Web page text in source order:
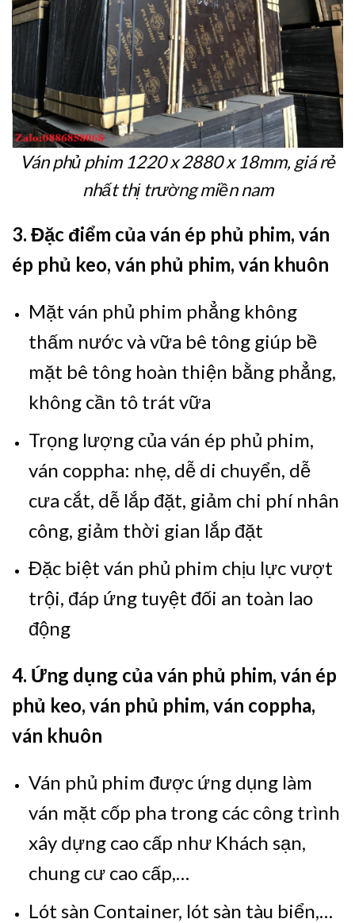
Ván phủ phim 1220 x 2880 x 18mm, giá rẻ
nhất thị trường miền nam
3. Đặc điểm của ván ép phủ phim, ván
ép phủ keo, ván phủ phim, ván khuôn
Mặt ván phủ phim phẳng không
thấm nước và vữa bê tông giúp bề
mặt bê tông hoàn thiện bằng phẳng,
không cần tô trát vữa
Trọng lượng của ván ép phủ phim,
ván coppha: nhẹ, dễ di chuyển, dễ
cưa cắt, dễ lắp đặt, giảm chi phí nhân
công, giảm thời gian lắp đặt
Đặc biệt ván phủ phim chịu lực vượt
trội, đáp ứng tuyệt đối an toàn lao
động
4. Ứng dụng của ván phủ phim, ván ép
phủ keo, ván phủ phim, ván coppha,
ván khuôn
Ván phủ phim được ứng dụng làm
ván mặt cốp pha trong các công trình
xây dựng cao cấp như Khách sạn,
chung cư cao cấp,…
Lót sàn Container, lót sàn tàu biển,…